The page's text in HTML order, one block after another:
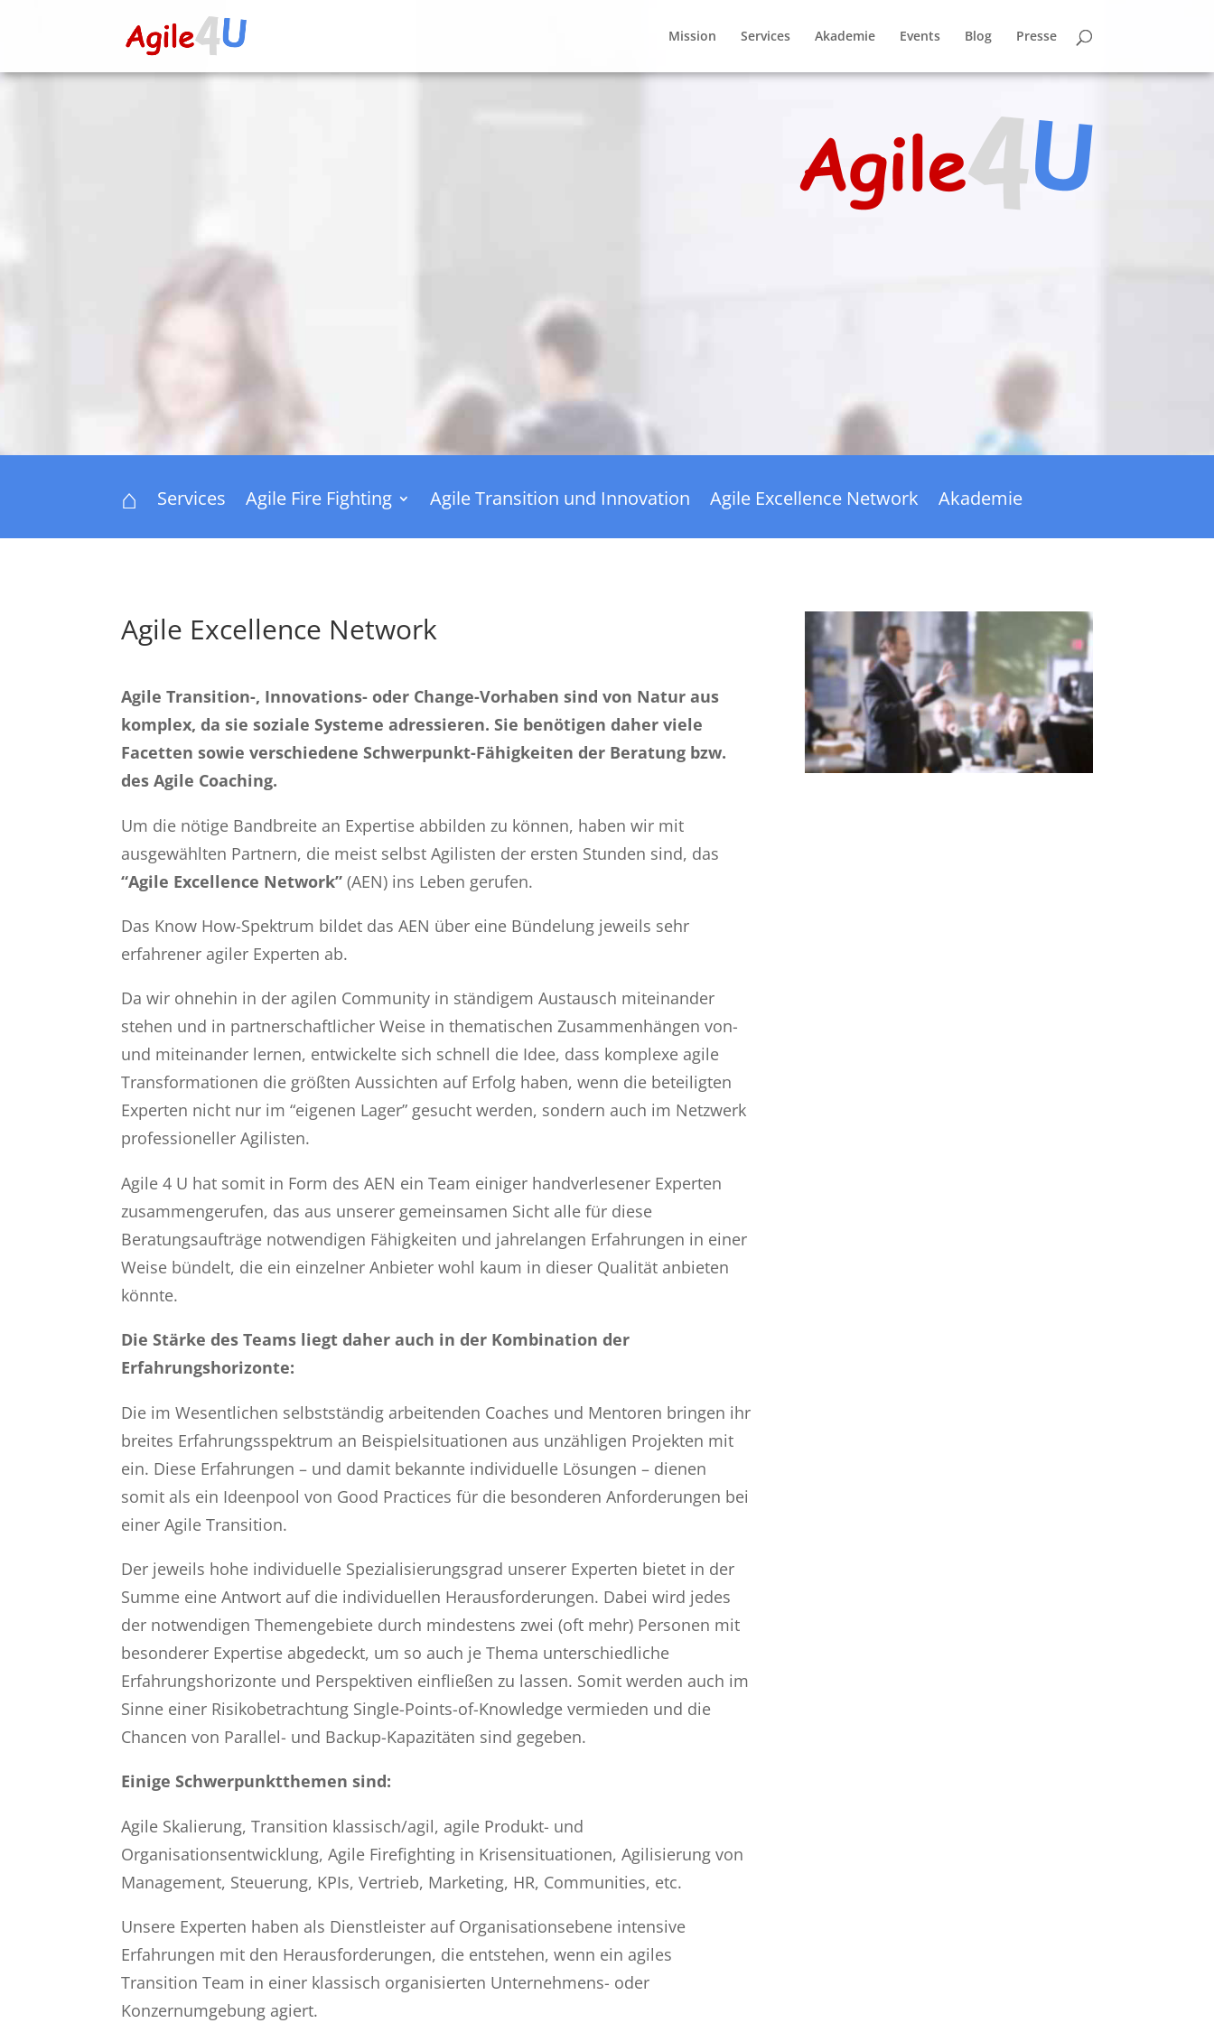
Mission Services Akademie Events Blog Presse
⌂ Services Agile Fire Fighting Agile Transition und Innovation Agile Excellence Network Akademie
Agile Excellence Network
Agile Transition-, Innovations- oder Change-Vorhaben sind von Natur aus
komplex, da sie soziale Systeme adressieren. Sie benötigen daher viele
Facetten sowie verschiedene Schwerpunkt-Fähigkeiten der Beratung bzw.
des Agile Coaching.
Um die nötige Bandbreite an Expertise abbilden zu können, haben wir mit
ausgewählten Partnern, die meist selbst Agilisten der ersten Stunden sind, das
“Agile Excellence Network” (AEN) ins Leben gerufen.
Das Know How-Spektrum bildet das AEN über eine Bündelung jeweils sehr
erfahrener agiler Experten ab.
Da wir ohnehin in der agilen Community in ständigem Austausch miteinander
stehen und in partnerschaftlicher Weise in thematischen Zusammenhängen von-
und miteinander lernen, entwickelte sich schnell die Idee, dass komplexe agile
Transformationen die größten Aussichten auf Erfolg haben, wenn die beteiligten
Experten nicht nur im “eigenen Lager” gesucht werden, sondern auch im Netzwerk
professioneller Agilisten.
Agile 4 U hat somit in Form des AEN ein Team einiger handverlesener Experten
zusammengerufen, das aus unserer gemeinsamen Sicht alle für diese
Beratungsaufträge notwendigen Fähigkeiten und jahrelangen Erfahrungen in einer
Weise bündelt, die ein einzelner Anbieter wohl kaum in dieser Qualität anbieten
könnte.
Die Stärke des Teams liegt daher auch in der Kombination der
Erfahrungshorizonte:
Die im Wesentlichen selbstständig arbeitenden Coaches und Mentoren bringen ihr
breites Erfahrungsspektrum an Beispielsituationen aus unzähligen Projekten mit
ein. Diese Erfahrungen – und damit bekannte individuelle Lösungen – dienen
somit als ein Ideenpool von Good Practices für die besonderen Anforderungen bei
einer Agile Transition.
Der jeweils hohe individuelle Spezialisierungsgrad unserer Experten bietet in der
Summe eine Antwort auf die individuellen Herausforderungen. Dabei wird jedes
der notwendigen Themengebiete durch mindestens zwei (oft mehr) Personen mit
besonderer Expertise abgedeckt, um so auch je Thema unterschiedliche
Erfahrungshorizonte und Perspektiven einfließen zu lassen. Somit werden auch im
Sinne einer Risikobetrachtung Single-Points-of-Knowledge vermieden und die
Chancen von Parallel- und Backup-Kapazitäten sind gegeben.
Einige Schwerpunktthemen sind:
Agile Skalierung, Transition klassisch/agil, agile Produkt- und
Organisationsentwicklung, Agile Firefighting in Krisensituationen, Agilisierung von
Management, Steuerung, KPIs, Vertrieb, Marketing, HR, Communities, etc.
Unsere Experten haben als Dienstleister auf Organisationsebene intensive
Erfahrungen mit den Herausforderungen, die entstehen, wenn ein agiles
Transition Team in einer klassisch organisierten Unternehmens- oder
Konzernumgebung agiert.